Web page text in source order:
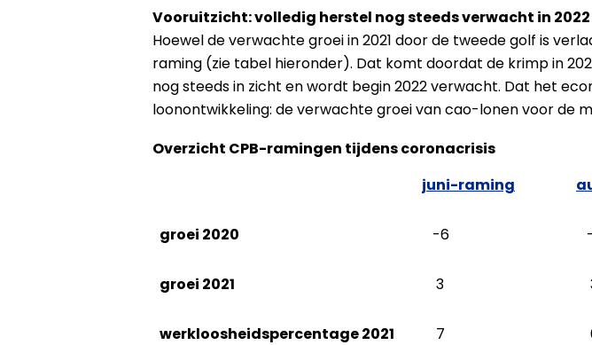
Vooruitzicht: volledig herstel nog steeds verwacht in 2022
Hoewel de verwachte groei in 2021 door de tweede golf is
raming (zie tabel hieronder). Dat komt doordat de krimp in
nog steeds in zicht en wordt begin 2022 verwacht. Dat het
loonontwikkeling: de verwachte groei van cao-lonen voor de
Overzicht CPB-ramingen tijdens coronacrisis
juni-raming
groei 2020 -6
groei 2021 3
werkloosheidspercentage 2021 7